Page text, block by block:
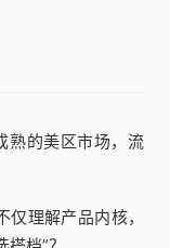
熟的美区市场，流
理解产品内核，